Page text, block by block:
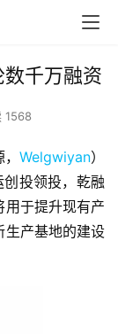
千万融资
1568
Welgwiyan）
投领投，乾融
于提升现有产
生产基地的建设